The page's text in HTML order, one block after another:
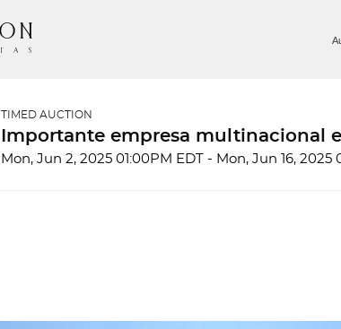
TIMED AUCTION
Importante empresa multinacional
Mon, Jun 2, 2025 01:00PM EDT - Mon, Jun 16, 2025